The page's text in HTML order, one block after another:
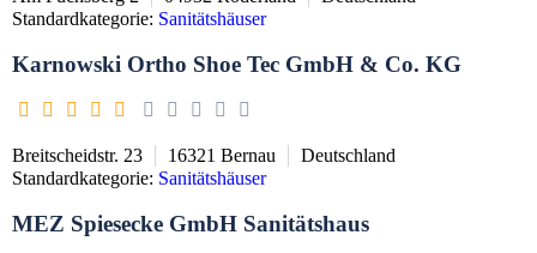
Standardkategorie: Sanitätshäuser
Karnowski Ortho Shoe Tec GmbH & Co. KG
Breitscheidstr. 23 16321 Bernau
Deutschland
Standardkategorie: Sanitätshäuser
MEZ Spiesecke GmbH Sanitätshaus